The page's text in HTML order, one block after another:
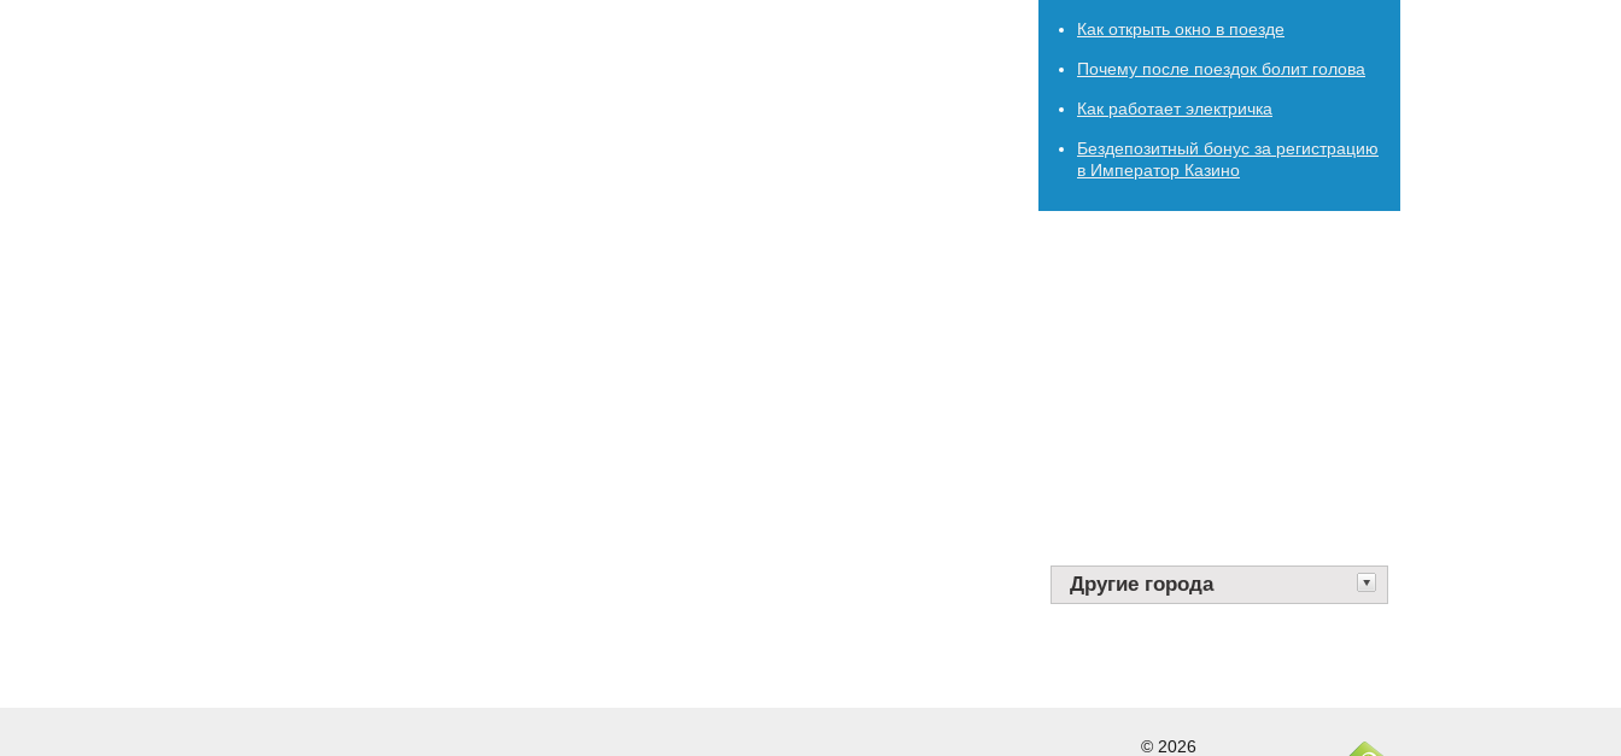
Как открыть окно в поезде
Почему после поездок болит голова
Как работает электричка
Бездепозитный бонус за регистрацию
в Император Казино
Другие города
© 2026